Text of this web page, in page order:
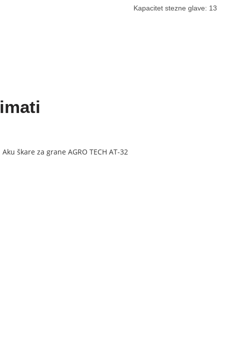
Kapacitet stezne glave: 13